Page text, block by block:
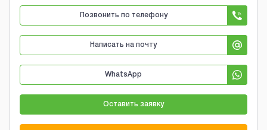
Позвонить по телефону
Написать на почту
WhatsApp
Оставить заявку